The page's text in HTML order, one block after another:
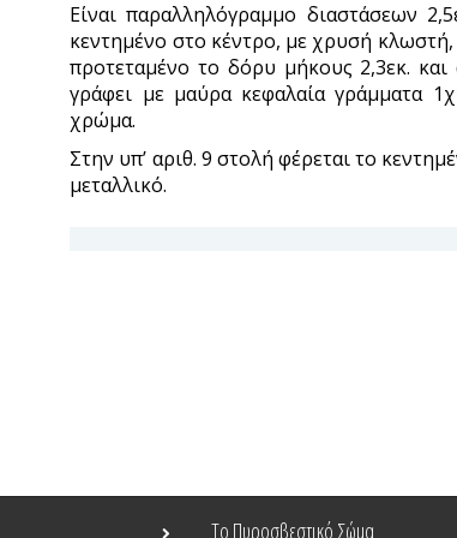
Είναι παραλληλόγραμμο διαστάσεων
κεντημένο στο κέντρο, με χρυσή
προτεταμένο το δόρυ μήκους 2,3εκ.
γράφει με μαύρα κεφαλαία γράμματα
χρώμα.
Στην υπ’ αριθ. 9 στολή φέρεται το
μεταλλικό.
Το Πυροσβεστικό Σώμα